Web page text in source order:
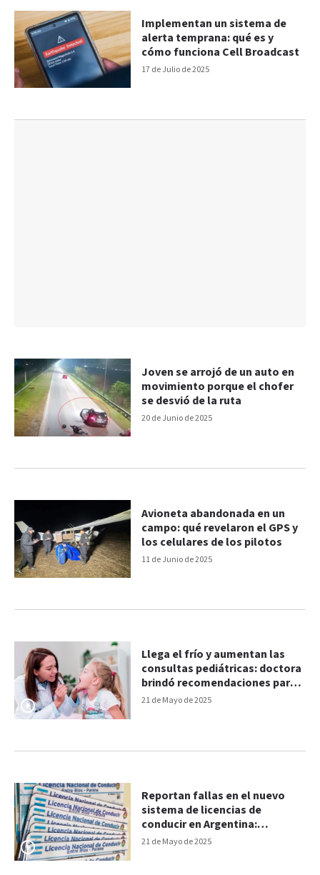
17 de Julio de 2025
Implementan un sistema de
alerta temprana: qué es y
cómo funciona Cell Broadcast
20 de Junio de 2025
Joven se arrojó de un auto en
movimiento porque el chofer
se desvió de la ruta
11 de Junio de 2025
Avioneta abandonada en un
campo: qué revelaron el GPS y
los celulares de los pilotos
21 de Mayo de 2025
Llega el frío y aumentan las
consultas pediátricas: doctora
brindó recomendaciones para
prevenir contagios
21 de Mayo de 2025
Reportan fallas en el nuevo
sistema de licencias de
conducir en Argentina:
“Estamos en plena transición”